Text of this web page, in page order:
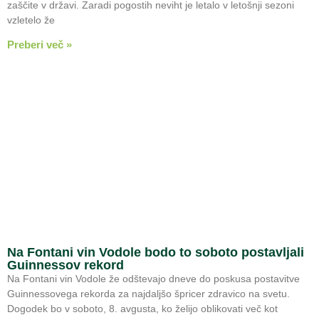
zaščite v državi. Zaradi pogostih neviht je letalo v letošnji sezoni
vzletelo že
Preberi več »
Na Fontani vin Vodole bodo to soboto postavljali
Guinnessov rekord
Na Fontani vin Vodole že odštevajo dneve do poskusa postavitve
Guinnessovega rekorda za najdaljšo špricer zdravico na svetu.
Dogodek bo v soboto, 8. avgusta, ko želijo oblikovati več kot